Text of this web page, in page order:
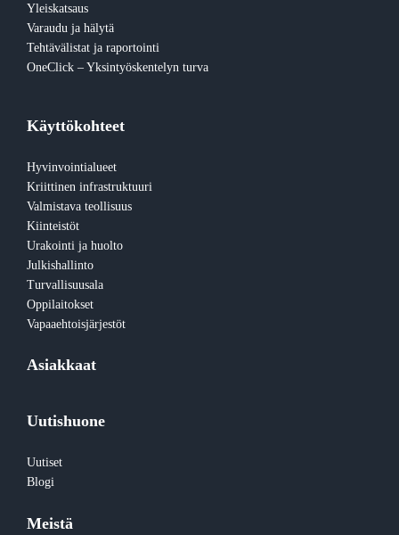
Yleiskatsaus
Varaudu ja hälytä
Tehtävälistat ja raportointi
OneClick – Yksintyöskentelyn turva
Käyttökohteet
Hyvinvointialueet
Kriittinen infrastruktuuri
Valmistava teollisuus
Kiinteistöt
Urakointi ja huolto
Julkishallinto
Turvallisuusala
Oppilaitokset
Vapaaehtoisjärjestöt
Asiakkaat
Uutishuone
Uutiset
Blogi
Meistä